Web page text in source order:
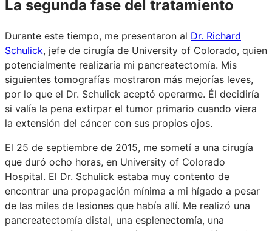
La segunda fase del tratamiento
Durante este tiempo, me presentaron al Dr. Richard
Schulick, jefe de cirugía de University of Colorado, quien
potencialmente realizaría mi pancreatectomía. Mis
siguientes tomografías mostraron más mejorías leves,
por lo que el Dr. Schulick aceptó operarme. Él decidiría
si valía la pena extirpar el tumor primario cuando viera
la extensión del cáncer con sus propios ojos.
El 25 de septiembre de 2015, me sometí a una cirugía
que duró ocho horas, en University of Colorado
Hospital. El Dr. Schulick estaba muy contento de
encontrar una propagación mínima a mi hígado a pesar
de las miles de lesiones que había allí. Me realizó una
pancreatectomía distal, una esplenectomía, una